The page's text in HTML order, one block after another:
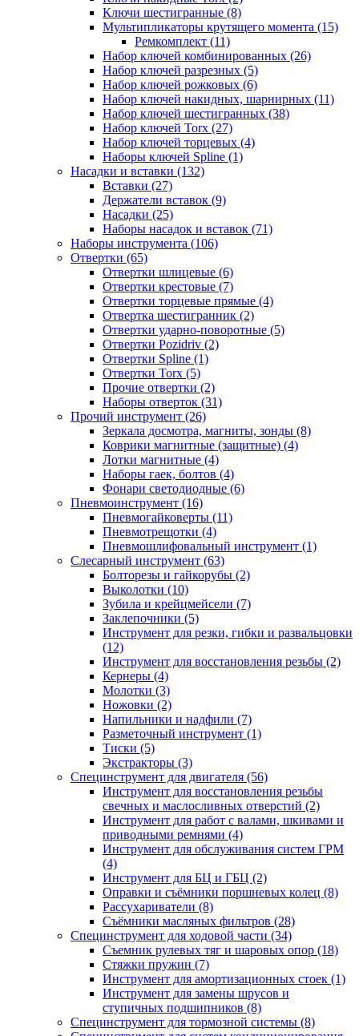
Ключи шестигранные (8)
Мультипликаторы крутящего момента (15)
Ремкомплект (11)
Набор ключей комбинированных (26)
Набор ключей разрезных (5)
Набор ключей рожковых (6)
Набор ключей накидных, шарнирных (11)
Набор ключей шестигранных (38)
Набор ключей Torx (27)
Набор ключей торцевых (4)
Наборы ключей Spline (1)
Насадки и вставки (132)
Вставки (27)
Держатели вставок (9)
Насадки (25)
Наборы насадок и вставок (71)
Наборы инструмента (106)
Отвертки (65)
Отвертки шлицевые (6)
Отвертки крестовые (7)
Отвертки торцевые прямые (4)
Отвертка шестигранник (2)
Отвертки ударно-поворотные (5)
Отвертки Pozidriv (2)
Отвертки Spline (1)
Отвертки Torx (5)
Прочие отвертки (2)
Наборы отверток (31)
Прочий инструмент (26)
Зеркала досмотра, магниты, зонды (8)
Коврики магнитные (защитные) (4)
Лотки магнитные (4)
Наборы гаек, болтов (4)
Фонари светодиодные (6)
Пневмоинструмент (16)
Пневмогайковерты (11)
Пневмотрещотки (4)
Пневмошлифовальный инструмент (1)
Слесарный инструмент (63)
Болторезы и гайкорубы (2)
Выколотки (10)
Зубила и крейцмейсели (7)
Заклепочники (5)
Инструмент для резки, гибки и развальцовки
(12)
Инструмент для восстановления резьбы (2)
Кернеры (4)
Молотки (3)
Ножовки (2)
Напильники и надфили (7)
Разметочный инструмент (1)
Тиски (5)
Экстракторы (3)
Специнструмент для двигателя (56)
Инструмент для восстановления резьбы
свечных и маслосливных отверстий (2)
Инструмент для работ с валами, шкивами и
приводными ремнями (4)
Инструмент для обслуживания систем ГРМ
(4)
Инструмент для БЦ и ГБЦ (2)
Оправки и съёмники поршневых колец (8)
Рассухариватели (8)
Съёмники масляных фильтров (28)
Специнструмент для ходовой части (34)
Съемник рулевых тяг и шаровых опор (18)
Стяжки пружин (7)
Инструмент для амортизационных стоек (1)
Инструмент для замены шрусов и
ступичных подшипников (8)
Специнструмент для тормозной системы (8)